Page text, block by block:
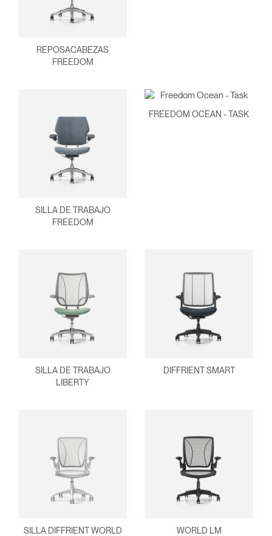
¿Ha olvidado su
contraseña?
América Latina
Select
Region
REPOSACABEZAS
FREEDOM
SILLA DE TRABAJO
FREEDOM
FREEDOM OCEAN - TASK
SILLA DE TRABAJO
LIBERTY
DIFFRIENT SMART
SILLA DIFFRIENT WORLD WORLD LM